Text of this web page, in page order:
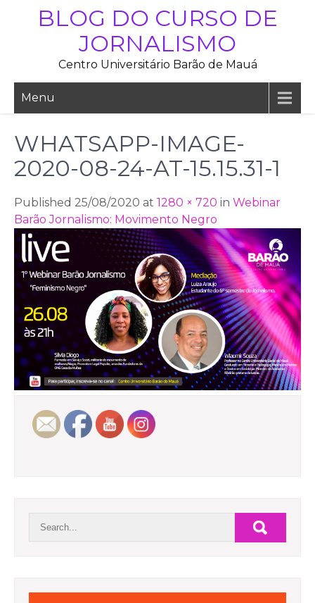
BLOG DO CURSO DE
JORNALISMO
Centro Universitário Barão de Mauá
Menu
WHATSAPP-IMAGE-
2020-08-24-AT-15.15.31-1
Published 25/08/2020 at 1280 × 720 in Webinar
Barão Jornalismo: Movimento Negro